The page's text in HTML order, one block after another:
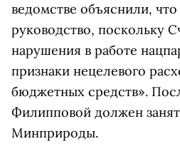
ведомстве объяснили,
руководство, поскольку
нарушения в работе
признаки нецелевого
бюджетных средств».
Филипповой должен
Минприроды.